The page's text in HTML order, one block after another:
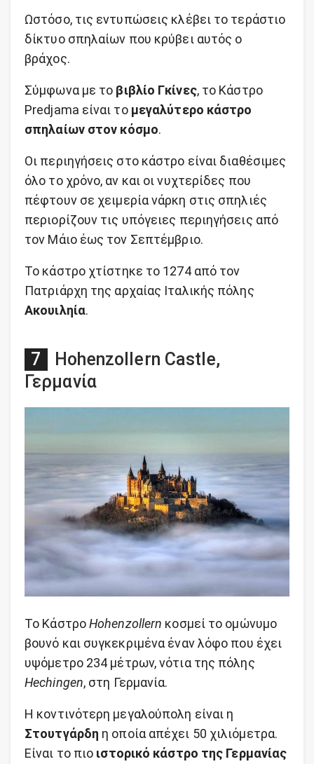
Ωστόσο, τις εντυπώσεις κλέβει το τεράστιο
δίκτυο σπηλαίων που κρύβει αυτός ο
βράχος.
Σύμφωνα με το βιβλίο Γκίνες, το Κάστρο
Predjama είναι το μεγαλύτερο κάστρο
σπηλαίων στον κόσμο.
Οι περιηγήσεις στο κάστρο είναι διαθέσιμες
όλο το χρόνο, αν και οι νυχτερίδες που
πέφτουν σε χειμερία νάρκη στις σπηλιές
περιορίζουν τις υπόγειες περιηγήσεις από
τον Μάιο έως τον Σεπτέμβριο.
Το κάστρο χτίστηκε το 1274 από τον
Πατριάρχη της αρχαίας Ιταλικής πόλης
Ακουιληία.
Hohenzollern Castle,
Γερμανία
Το ΚάστροHohenzollern κοσμεί το ομώνυμο
βουνό και συγκεκριμένα έναν λόφο που έχει
υψόμετρο 234 μέτρων, νότια της πόλης
Hechingen, στη Γερμανία.
Η κοντινότερη μεγαλούπολη είναι η
Στουτγάρδη η οποία απέχει 50 χιλιόμετρα.
Είναι το πιο ιστορικό κάστρο της Γερμανίας